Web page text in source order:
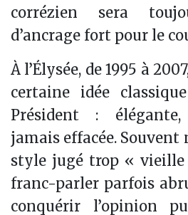
corrézien sera
d’ancrage fort pour le
À l’Élysée, de 1995 à
certaine idée
Président :
jamais effacée. Souvent
style jugé trop « vieille
franc-parler parfois
conquérir l’opinion